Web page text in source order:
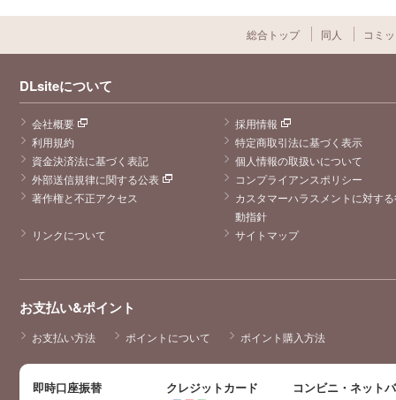
総合トップ 同人 コミ
DLsiteについて
会社概要
採用情報
利用規約
特定商取引法に基づく表示
資金決済法に基づく表記
個人情報の取扱いについて
外部送信規律に関する公表
コンプライアンスポリシー
著作権と不正アクセス
カスタマーハラスメントに対す
動指針
リンクについて
サイトマップ
お支払い&ポイント
お支払い方法 ポイントについて ポイント購入方法
即時口座振替 クレジットカード コンビニ・ネット